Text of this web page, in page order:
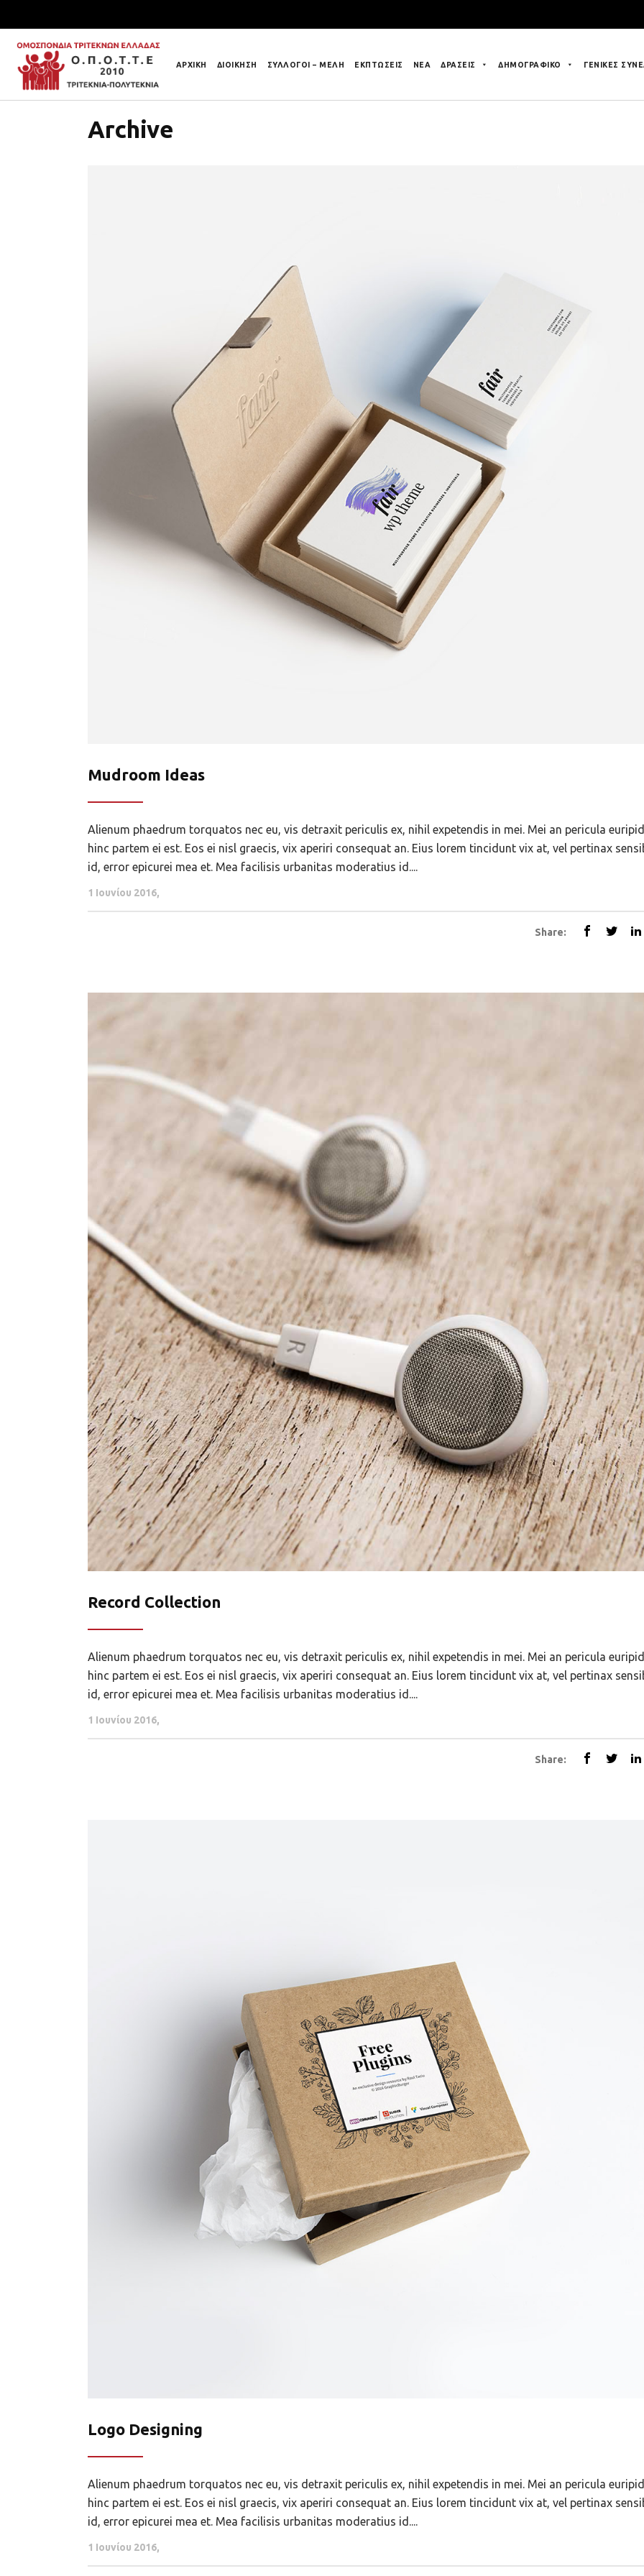
ΑΡΧΙΚΗ ΔΙΟΙΚΗΣΗ ΣΥΛΛΟΓΟΙ – ΜΕΛΗ ΕΚΠΤΩΣΕΙΣ ΝΕΑ ΔΡΑΣΕΙΣ ΔΗΜΟΓΡΑΦΙΚΟ ΓΕΝΙΚΕΣ
Archive
Mudroom Ideas
Alienum phaedrum torquatos nec eu, vis detraxit periculis ex, nihil expetendis in mei. Mei an pericula
hinc partem ei est. Eos ei nisl graecis, vix aperiri consequat an. Eius lorem tincidunt vix at, vel pertinax
id, error epicurei mea et. Mea facilisis urbanitas moderatius id....
1 Ιουνίου 2016
Share:
Record Collection
Alienum phaedrum torquatos nec eu, vis detraxit periculis ex, nihil expetendis in mei. Mei an pericula
hinc partem ei est. Eos ei nisl graecis, vix aperiri consequat an. Eius lorem tincidunt vix at, vel pertinax
id, error epicurei mea et. Mea facilisis urbanitas moderatius id....
1 Ιουνίου 2016
Share:
Logo Designing
Alienum phaedrum torquatos nec eu, vis detraxit periculis ex, nihil expetendis in mei. Mei an pericula
hinc partem ei est. Eos ei nisl graecis, vix aperiri consequat an. Eius lorem tincidunt vix at, vel pertinax
id, error epicurei mea et. Mea facilisis urbanitas moderatius id....
1 Ιουνίου 2016